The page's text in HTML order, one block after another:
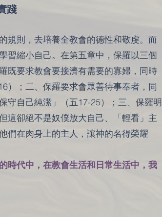
踐
規則，去培養全教會的德性和敬虔。而
習縮小自己。在第五章中，保羅以三個
既要求教會要接濟有需要的寡婦，同時
）；二、保羅要求會眾善待事奉者，同
守自己純潔」（五17-25）；三、保羅明
這卻絕不是奴僕放大自己、「輕看」主
們在肉身上的主人，讓神的名得榮耀
時代中，在教會生活和日常生活中，我